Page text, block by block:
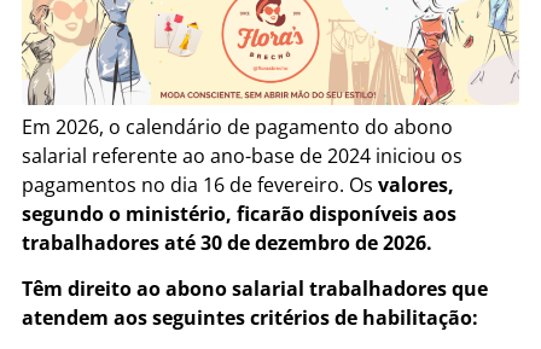
Em 2026, o calendário de pagamento do abono
salarial referente ao ano-base de 2024 iniciou os
pagamentos no dia 16 de fevereiro. Os valores,
segundo o ministério, ficarão disponíveis aos
trabalhadores até 30 de dezembro de 2026.
Têm direito ao abono salarial trabalhadores que
atendem aos seguintes critérios de habilitação: